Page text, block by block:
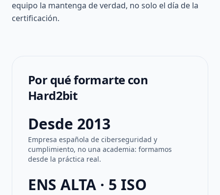
equipo la mantenga de verdad, no solo el día de la
certificación.
Por qué formarte con
Hard2bit
Desde 2013
Empresa española de ciberseguridad y
cumplimiento, no una academia: formamos
desde la práctica real.
ENS ALTA · 5 ISO